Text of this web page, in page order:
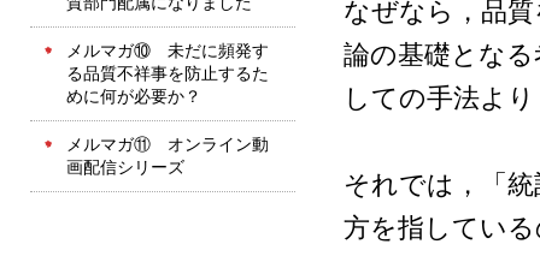
メルマガ⑩ 未だに頻発す
る品質不祥事を防止するた
めに何が必要か？
メルマガ⑪ オンライン動
画配信シリーズ
なぜなら，品
論の基礎とな
しての手法よ
それでは，「
方を指してい